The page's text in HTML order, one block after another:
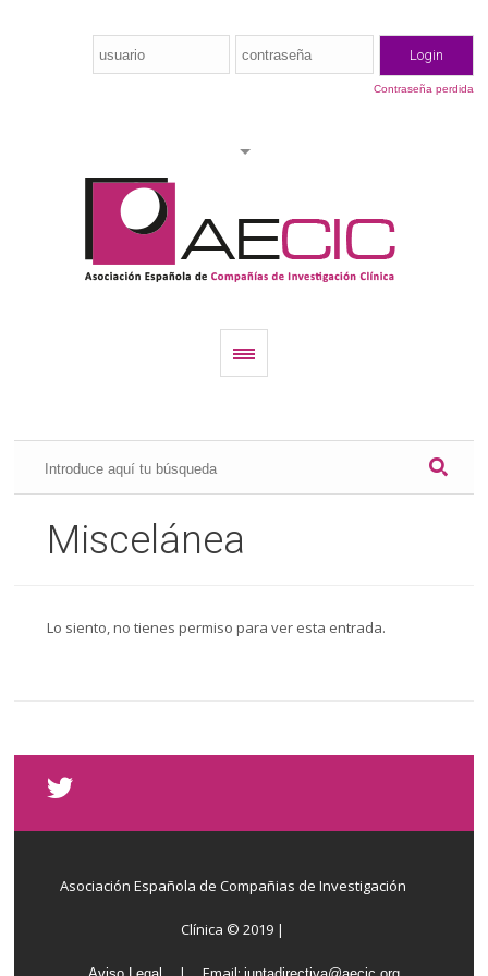
Contraseña perdida
Miscelánea
Lo siento, no tienes permiso para ver esta entrada.
Asociación Española de Compañias de Investigación
Clínica © 2019 |